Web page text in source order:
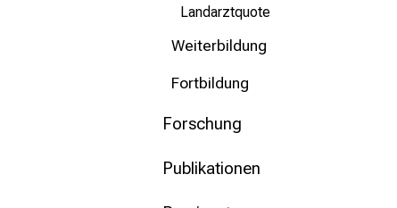
Landarztquote
Weiterbildung
Fortbildung
Forschung
Publikationen